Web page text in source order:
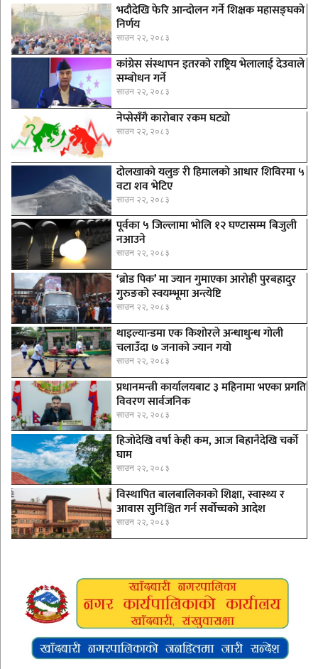
भदौदेखि फेरि आन्दोलन गर्ने शिक्षक महासङ्घको
निर्णय
साउन २२, २०८३
कांग्रेस संस्थापन इतरको राष्ट्रिय भेलालाई देउवाले
सम्बोधन गर्ने
साउन २२, २०८३
नेप्सेसँगै काराेबार रकम घट्याे
साउन २२, २०८३
दोलखाको यलुङ री हिमालको आधार शिविरमा ५
वटा शव भेटिए
साउन २२, २०८३
पूर्वका ५ जिल्लामा भाेलि १२ घण्टासम्म बिजुली
नआउने
साउन २२, २०८३
‘ब्रोड पिक’ मा ज्यान गुमाएका आराेही पुरबहादुर
गुरुङको स्वयम्भूमा अन्त्येष्टि
साउन २२, २०८३
थाइल्यान्डमा एक किशोरले अन्धाधुन्ध गोली
चलाउँदा ७ जनाको ज्यान गयो
साउन २२, २०८३
प्रधानमन्त्री कार्यालयबाट ३ महिनामा भएका प्रगति
विवरण सार्वजनिक
साउन २२, २०८३
हिजोदेखि वर्षा केही कम, आज बिहानैदेखि चर्को
घाम
साउन २२, २०८३
विस्थापित बालबालिकाको शिक्षा, स्वास्थ्य र
आवास सुनिश्चित गर्न सर्वोच्चको आदेश
साउन २२, २०८३